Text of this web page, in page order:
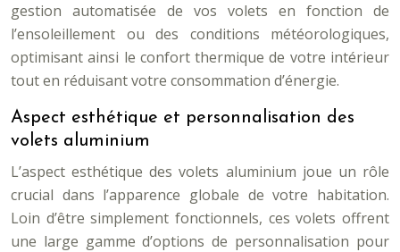
gestion automatisée de vos volets en fonction de
l’ensoleillement ou des conditions météorologiques,
optimisant ainsi le confort thermique de votre intérieur
tout en réduisant votre consommation d’énergie.
Aspect esthétique et personnalisation des
volets aluminium
L’aspect esthétique des volets aluminium joue un rôle
crucial dans l’apparence globale de votre habitation.
Loin d’être simplement fonctionnels, ces volets offrent
une large gamme d’options de personnalisation pour